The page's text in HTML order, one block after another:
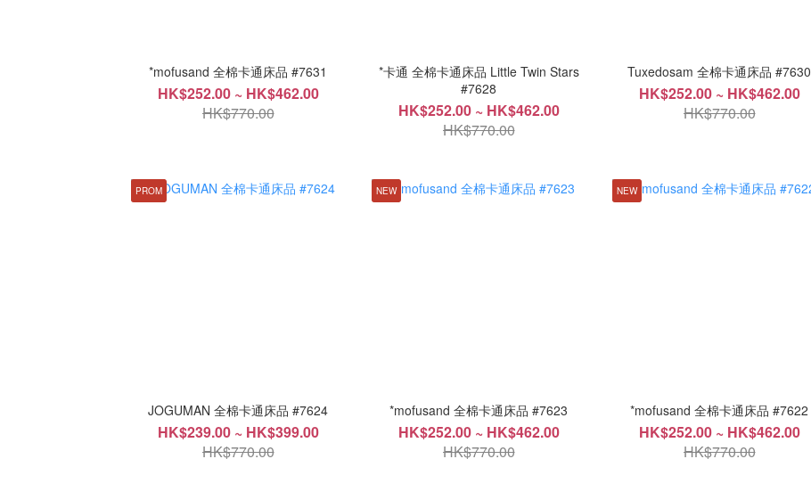
*mofusand 全棉卡通床品 #7631
HK$252.00 ~ HK$462.00
HK$770.00
*卡通 全棉卡通床品 Little Twin Stars
#7628
HK$252.00 ~ HK$462.00
HK$770.00
Tuxedosam 全棉卡通床品 #7630
HK$252.00 ~ HK$462.00
HK$770.00
PROM
JOGUMAN 全棉卡通床品 #7624
HK$239.00 ~ HK$399.00
HK$770.00
NEW
*mofusand 全棉卡通床品 #7623
HK$252.00 ~ HK$462.00
HK$770.00
NEW
*mofusand 全棉卡通床品 #7622
HK$252.00 ~ HK$462.00
HK$770.00